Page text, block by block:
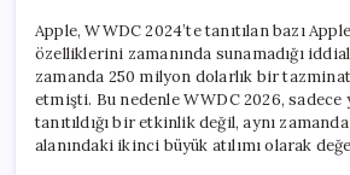
Apple, WWDC 2024’te tanıtılan bazı
özelliklerini zamanında sunamadığı
zamanda 250 milyon dolarlık bir
etmişti. Bu nedenle WWDC 2026,
tanıtıldığı bir etkinlik değil, aynı
alanındaki ikinci büyük atılımı olarak